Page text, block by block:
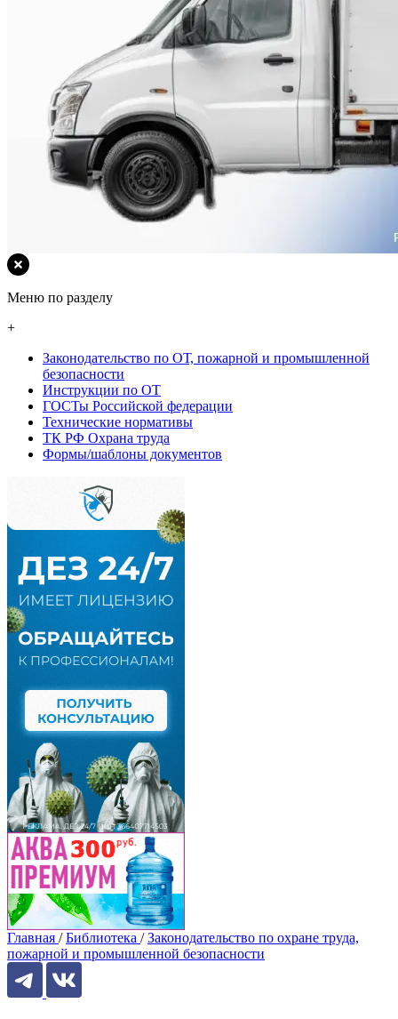
Меню по разделу
+
Законодательство по ОТ, пожарной и промышленной
безопасности
Инструкции по ОТ
ГОСТы Российской федерации
Технические нормативы
ТК РФ Охрана труда
Формы/шаблоны документов
Главная / Библиотека / Законодательство по охране труда,
пожарной и промышленной безопасности